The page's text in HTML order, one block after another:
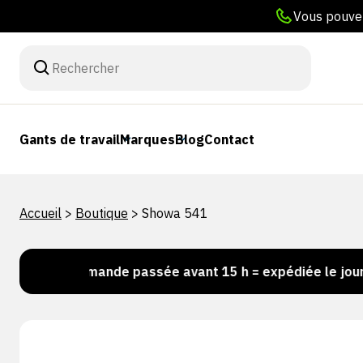
Vous
Gants de travailMarquesBlogContact
Accueil > Boutique > Showa 541
Commande passée avant 15 h = expédiée le jour même